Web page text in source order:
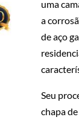
uma
a
de aço
Seu
chapa